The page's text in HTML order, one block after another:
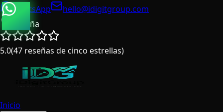
WhatsApp
hello@idigitgroup.com
España
5.0(47 reseñas de cinco estrellas)
Inicio